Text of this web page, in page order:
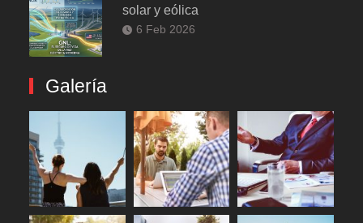
solar y eólica
6 Feb 2026
Galería